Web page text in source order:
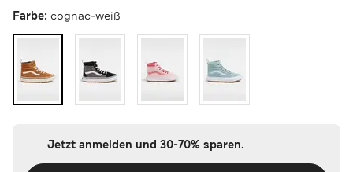
Farbe: cognac-weiß
Jetzt anmelden und 30-70% sparen.